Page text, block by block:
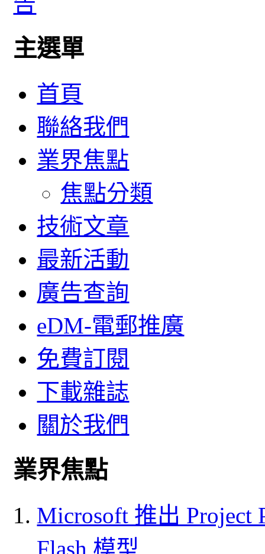
主選單
首頁
聯絡我們
業界焦點
焦點分類
技術文章
最新活動
廣告查詢
eDM-電郵推廣
免費訂閱
下載雜誌
關於我們
業界焦點
Microsoft 推出 Project
Flash 模型